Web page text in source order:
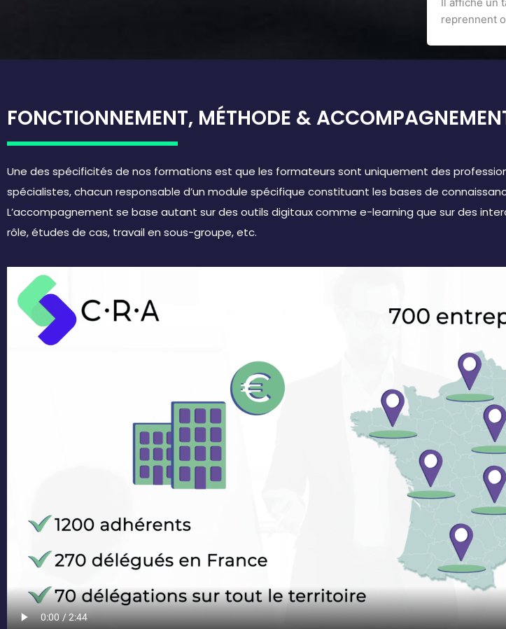
reprennent
FONCTIONNEMENT, MÉTHODE &
Une des spécificités de nos formations est que les formateurs sont uniquement des
spécialistes, chacun responsable d’un module spécifique constituant les bases de
L’accompagnement se base autant sur des outils digitaux comme e-learning que sur des
rôle, études de cas, travail en sous-groupe, etc.